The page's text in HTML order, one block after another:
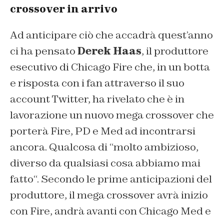
crossover in arrivo
Ad anticipare ciò che accadrà quest’anno
ci ha pensatoDerek Haas, il produttore
esecutivo di Chicago Fire che, in un botta
e risposta con i fan attraverso il suo
account Twitter, ha rivelato che è in
lavorazione un nuovo mega crossover che
porterà Fire, PD e Med ad incontrarsi
ancora. Qualcosa di “molto ambizioso,
diverso da qualsiasi cosa abbiamo mai
fatto“. Secondo le prime anticipazioni del
produttore, il mega crossover avrà inizio
con Fire, andrà avanti con Chicago Med e